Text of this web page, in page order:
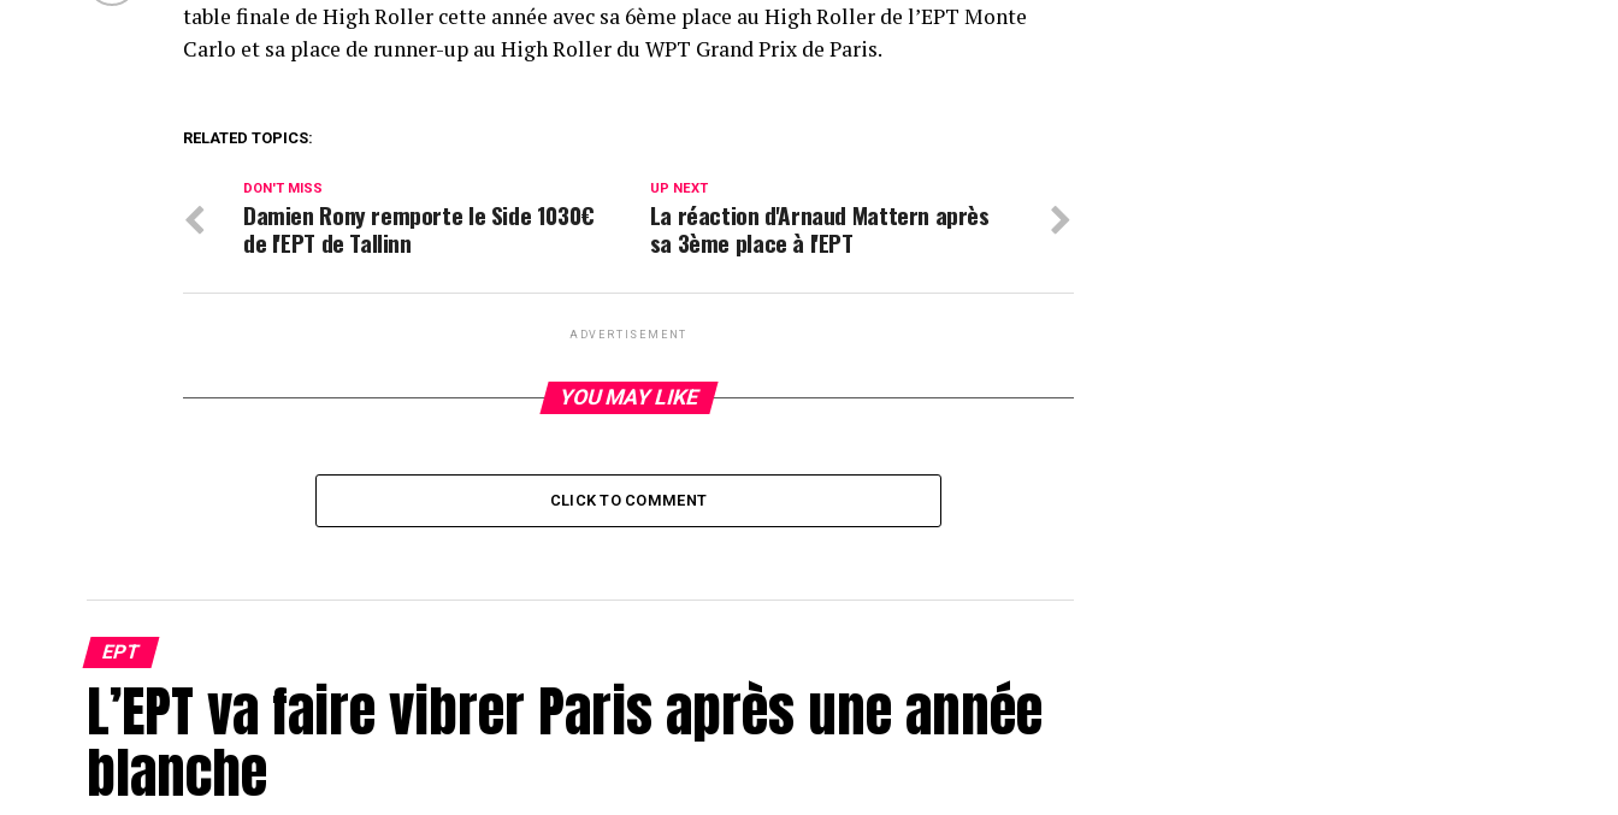
table finale de High Roller cette année avec sa 6ème place au High Roller de l’EPT Monte
Carlo et sa place de runner-up au High Roller du WPT Grand Prix de Paris.
RELATED TOPICS:
UP NEXT
La réaction d'Arnaud Mattern après
sa 3ème place à l'EPT
DON'T MISS
Damien Rony remporte le Side 1030€
de l'EPT de Tallinn
ADVERTISEMENT
YOU MAY LIKE
CLICK TO COMMENT
EPT
L’EPT va faire vibrer Paris après une année
blanche